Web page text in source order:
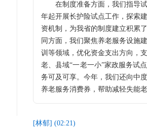
在制度准备方面，我们指导试
年起开展长护险试点工作，探索
资机制，为我省的制度建立积累
同方面，我们聚焦养老服务设施
训等领域，优化资金支出方向，
老、县域“一老一小”家政服务试
务可及可享。今年，我们还向中
养老服务消费券，帮助减轻失能
[林郁] (02:21)